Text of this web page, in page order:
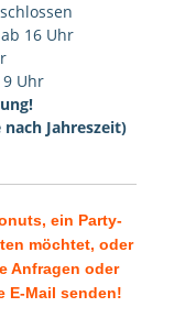
16 Uhr
9 Uhr
Jahreszeit)
ein Party-
möchtet, oder
Anfragen oder
E-Mail senden!